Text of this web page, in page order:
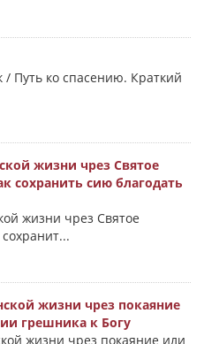
Путь ко спасению. Краткий
жизни чрез Святое
сохранить сию благодать
жизни чрез Святое
жизни чрез покаяние
грешника к Богу
жизни чрез покаяние или